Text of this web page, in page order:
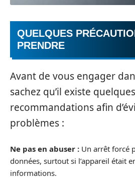
QUELQUES
PRENDRE
Avant de vous engager
sachez qu’il existe quelques
recommandations afin
problèmes :
Ne pas en abuser : Un arrêt forcé
données, surtout si l’appareil était
informations.